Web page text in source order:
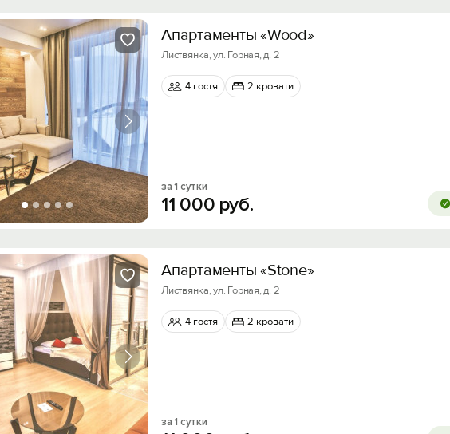
Апартаменты «Wood»
Листвянка, ул. Горная, д. 2
4 гостя 2 кровати
за 1 сутки
11 000 руб.
Апартаменты «Stone»
Листвянка, ул. Горная, д. 2
4 гостя 2 кровати
за 1 сутки